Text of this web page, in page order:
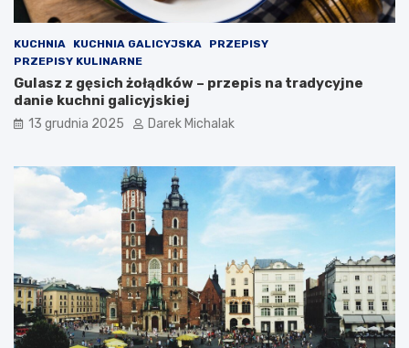
KUCHNIA KUCHNIA GALICYJSKA
PRZEPISY
PRZEPISY KULINARNE
Gulasz z gęsich żołądków – przepis na tradycyjne
danie kuchni galicyjskiej
13 grudnia 2025 Darek Michalak